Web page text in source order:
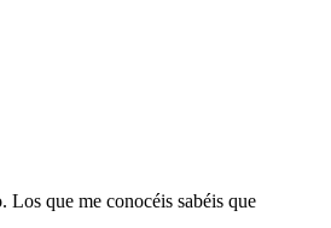
que me conocéis sabéis que